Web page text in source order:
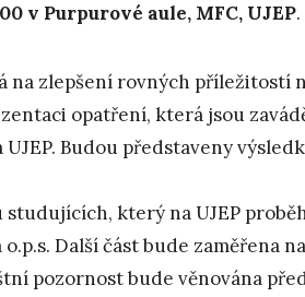
v Purpurové aule, MFC, UJEP.
na zlepšení rovných
opatření, která jsou
UJEP. Budou představeny
studujících, který na UJEP
o.p.s. Další část bude zaměřena
pozornost bude věnována